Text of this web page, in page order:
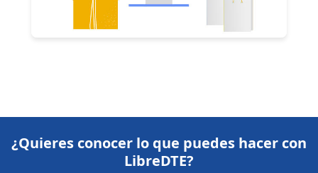
¿Quieres conocer lo que puedes hacer con
LibreDTE?